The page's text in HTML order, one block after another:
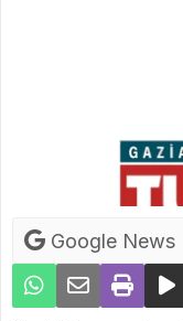
Google News